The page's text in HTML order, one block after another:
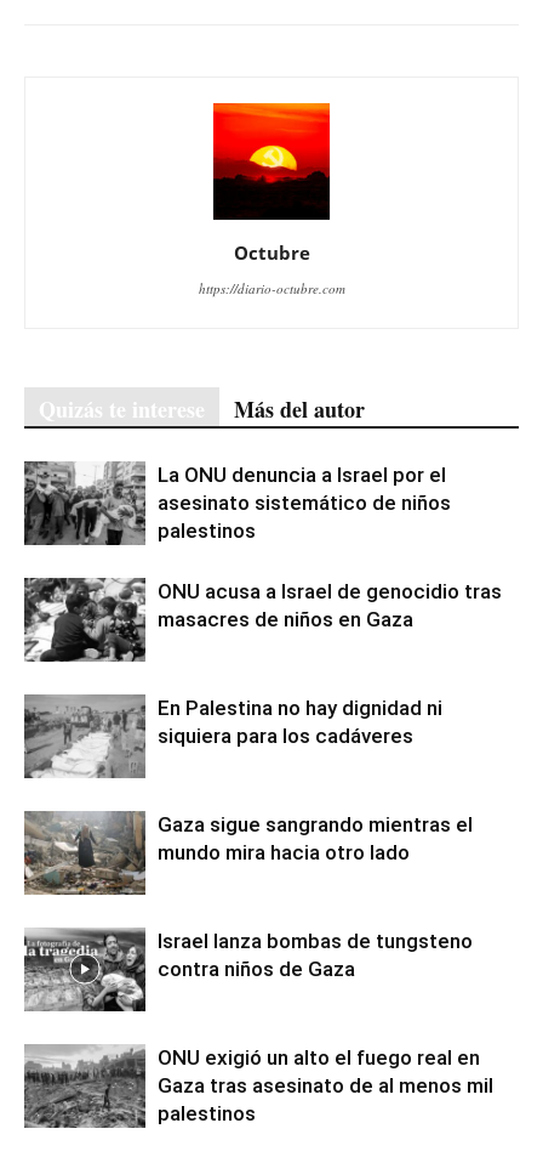
Octubre
https://diario-octubre.com
Quizás te interese Más del autor
La ONU denuncia a Israel por el
asesinato sistemático de niños
palestinos
ONU acusa a Israel de genocidio tras
masacres de niños en Gaza
En Palestina no hay dignidad ni
siquiera para los cadáveres
Gaza sigue sangrando mientras el
mundo mira hacia otro lado
Israel lanza bombas de tungsteno
contra niños de Gaza
ONU exigió un alto el fuego real en
Gaza tras asesinato de al menos mil
palestinos